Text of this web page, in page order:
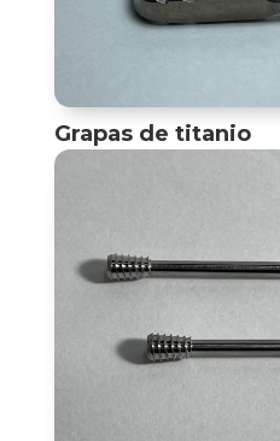
Grapas de titanio